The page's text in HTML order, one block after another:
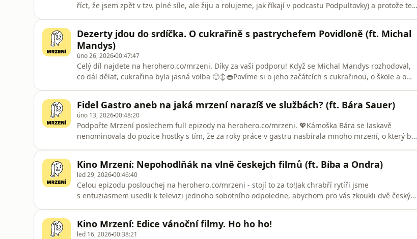
říct, že jsem zpět v tzv. plné síle, ale žiju a rolujeme, jak říkají v podcastu Podpultovky) a protože teď
rozhodli
Dezerty jdou do srdíčka. O cukrařině s pastrychefem Povidloně (ft. Michal
Mandys)
úno 26, 202600:47:47
Celý díl najdete na herohero.co/mrzeni. Díky za vaši podporu!⁠ Když se Michal Mandys rozhodoval,
co dál dělat, cukrařina byla jasná volba 🙂‍↕🧁Povíme si o jeho začátcích s cukrařinou, o škole a o
pačesy a když dos
Fidel Gastro aneb na jaká mrzení narazíš ve službách? (ft. Bára Sauer)
úno 13, 202600:48:20
Podpořte Mrzení poslechem full epizody na herohero.co/mrzeni. 💖Kámoška Bára se laskavě
nenominovala do pozice hostky s tím, že za roky práce v gastru nasbírala mnoho mrzení, o který by
že empatii v s
Kino Mrzení: Nepohodlňák na vlně českejch filmů (ft. Bíba a Ondra)
led 29, 202600:46:40
Celou epizodu poslouchej na herohero.co/mrzeni - stojí to za to!Jak chrabří rytíři jsme
s entuziasmem usedli k televizi jednoho sobotního odpoledne, abychom pro vás zkoukli dvě český
úkol jsme zvolili k
Kino Mrzení: Edice vánoční filmy. Ho ho ho!
led 16, 202600:38:21